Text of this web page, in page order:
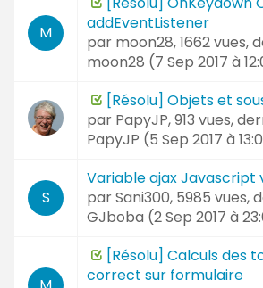
M
addEventListener
par moon28, 1662 vues,
moon28 (7 Sep 2017 à
[Résolu] Objets et
par PapyJP, 913 vues,
PapyJP (5 Sep 2017 à
S
Variable ajax Javascript
parSani300, 5985 vues,
GJboba (2 Sep 2017 à
[Résolu] Calculs des
correct sur formulaire